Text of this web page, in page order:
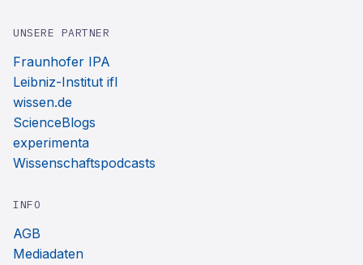
UNSERE PARTNER
Fraunhofer IPA
Leibniz-Institut ifl
wissen.de
ScienceBlogs
experimenta
Wissenschaftspodcasts
INFO
AGB
Mediadaten